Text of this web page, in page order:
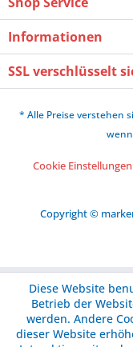
Informationen
SSL verschlüsselt
* Alle Preise verstehen
Cookie Einstellungen
Copyright ©
Diese Website
Betrieb der
werden. Andere
dieser Website